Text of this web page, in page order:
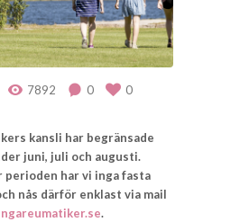
7892 0 0
kansli har begränsade
juni, juli och augusti.
perioden har vi inga fasta
nås därför enklast via mail
.